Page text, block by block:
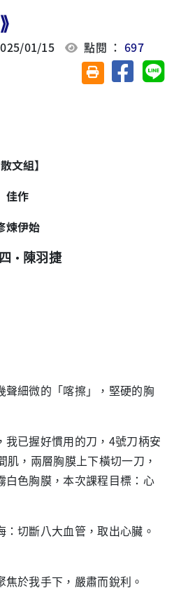
01/15 點閱 ：697
友善列印(另開視
分享至
散文組】
佳作
煉伊始
‧ 陳羽捷
細微的「喀擦」，堅硬的胸
已握好慣用的刀， 4號刀柄安
肌，兩層胸膜上下橫切一刀，
白色胸膜，本次課程目標：心
切斷八大血管，取出心臟。
於我手下，嚴肅而銳利。